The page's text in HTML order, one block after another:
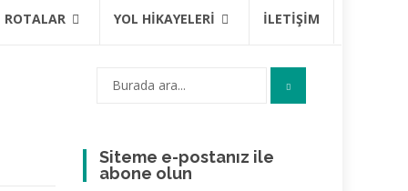
ROTALAR YOL HIKAYELERI İLETIŞIM
Siteme e-postanız ile
abone olun